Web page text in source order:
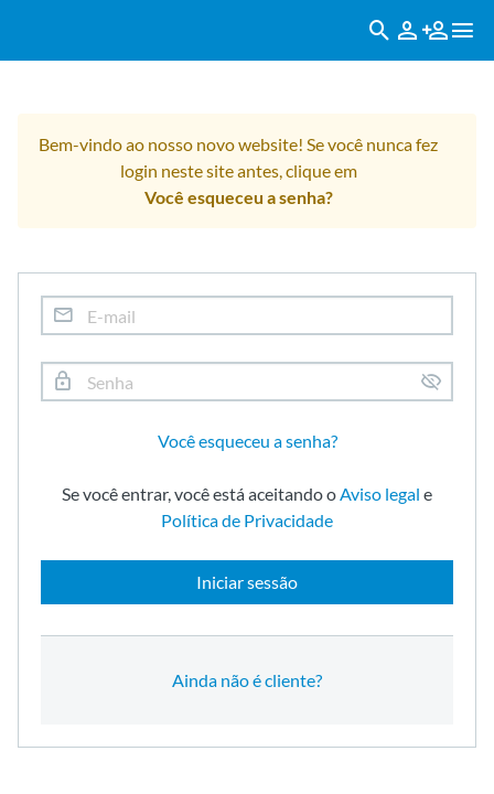
Bem-vindo ao nosso novo website! Se você nunca fez
login neste site antes, clique em
Você esqueceu a senha?
Você esqueceu a senha?
Se você entrar, você está aceitando oAviso legal e
Política de Privacidade
Iniciar sessão
Ainda não é cliente?